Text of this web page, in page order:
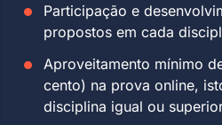
Participação e
propostos em cada
Aproveitamento mínimo
cento) na prova online,
disciplina igual ou